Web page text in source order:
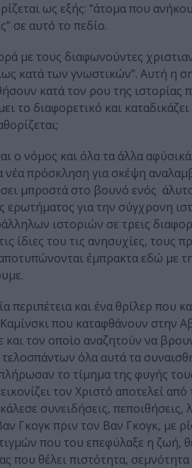
ως εξής: “άτομα που
σε αυτό το πεδίο.
με τους διαφωνούντες
κατά των γνωστικών”. Αυτή η
κατά τον ρου της ιστορίας
το διαφορετικό και
ο νόμος και όλα τα άλλα
νέα πρόσκληση για σκέψη
μπροστά στο βουνό ενός
ερωτήματος για την σύγχρονη
ιστοριών σε τρεις
ίδιες του τις ανησυχίες, τους
έμπρακτα εδώ με
περιπέτεια και ένα θρίλερ που
που καταφθάνουν στην
τον οποίο αναζητούν να
τελοσπάντων όλα αυτά τα
πλήρωσαν το τίμημα της φυγής
τον Χριστό αποτελεί
συνειδήσεις,
Γκογκ πριν τον Βαν Γκογκ, με
που του επεφύλαξε η ζωή,
που θέλει πιστότητα,